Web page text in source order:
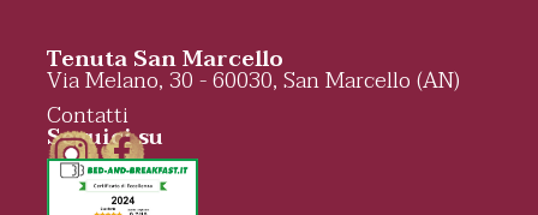
Tenuta San Marcello
Via Melano, 30 - 60030, San Marcello (AN)
Contatti
Seguici su